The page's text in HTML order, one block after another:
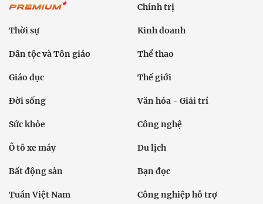
Chính trị
Thời sự Kinh doanh
Dân tộc và Tôn giáo Thể thao
Giáo dục Thế giới
Đời sống Văn hóa - Giải trí
Sức khỏe Công nghệ
Ô tô xe máy Du lịch
Bất động sản Bạn đọc
Tuần Việt Nam Công nghiệp hỗ trợ